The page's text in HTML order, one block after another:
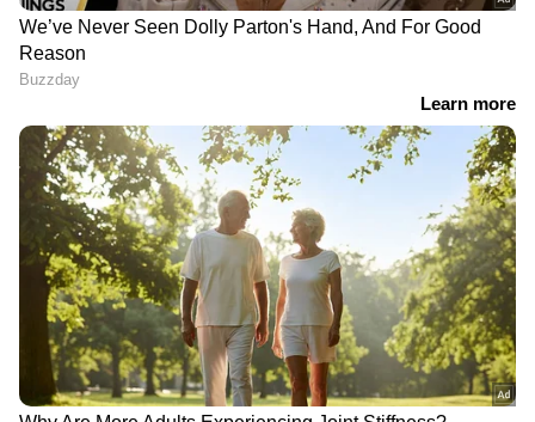
RECOMMENDED STORIES